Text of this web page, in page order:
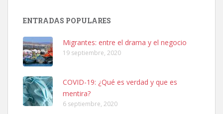
Leales.org » Gran Canaria
ENTRADAS POPULARES
Migrantes: entre el drama y el negocio
19 septiembre, 2020
COVID-19: ¿Qué es verdad y que es
mentira?
6 septiembre, 2020